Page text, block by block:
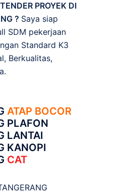
PROYEK DI
? Saya siap
SDM pekerjaan
Standard K3
Berkualitas,
ATAP BOCOR
PLAFON
LANTAI
KANOPI
CAT